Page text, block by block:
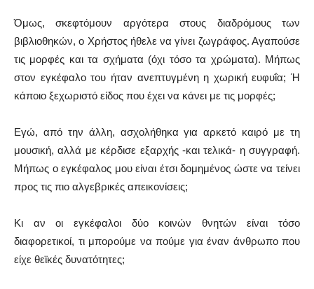
Όμως, σκεφτόμουν αργότερα στους διαδρόμους των
βιβλιοθηκών, ο Χρήστος ήθελε να γίνει ζωγράφος. Αγαπούσε
τις μορφές και τα σχήματα (όχι τόσο τα χρώματα). Μήπως
στον εγκέφαλο του ήταν ανεπτυγμένη η χωρική ευφυΐα; Ή
κάποιο ξεχωριστό είδος που έχει να κάνει με τις μορφές;
Εγώ, από την άλλη, ασχολήθηκα για αρκετό καιρό με τη
μουσική, αλλά με κέρδισε εξαρχής -και τελικά- η συγγραφή.
Μήπως ο εγκέφαλος μου είναι έτσι δομημένος ώστε να τείνει
προς τις πιο αλγεβρικές απεικονίσεις;
Κι αν οι εγκέφαλοι δύο κοινών θνητών είναι τόσο
διαφορετικοί, τι μπορούμε να πούμε για έναν άνθρωπο που
είχε θεϊκές δυνατότητες;